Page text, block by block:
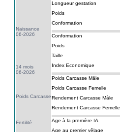
Naissance
06-2026
14 mois
06-2026
Poids Carcasse
Fertilité
Longueur gestation
Poids
Conformation
Conformation
Poids
Taille
Index Economique
Poids Carcasse Mâle
Poids Carcasse Femelle
Rendement Carcasse Mâle
Rendement Carcasse Femelle
Age à la première IA
Age au premier vêlage